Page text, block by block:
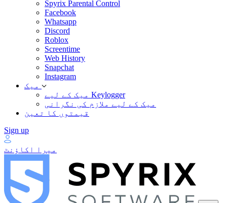
Spyrix Parental Control
Facebook
Whatsapp
Discord
Roblox
Screentime
Web History
Snapchat
Instagram
میک کے لیے Keylogger
میک کے لیے ملازم کی نگرانی
قیمتوں کا تعین
Sign up
میرا اکاؤنٹ